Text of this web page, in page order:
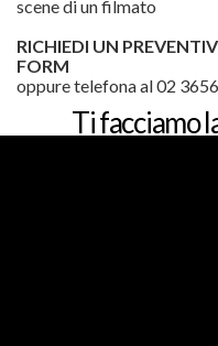
scene di un filmato
RICHIEDI UN
FORM
oppure telefona al 02
Ti facciamo